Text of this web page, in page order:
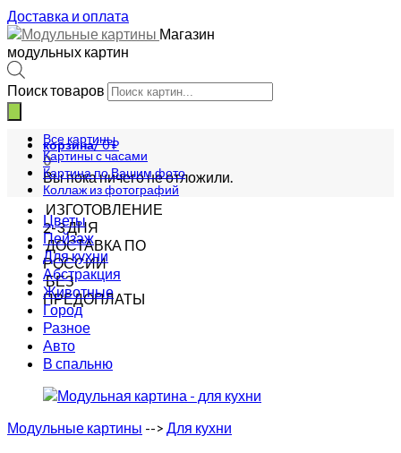
Доставка и оплата
Магазин
модульных картин
Поиск товаров
корзина/0₽
0
Вы пока ничего не отложили.
ИЗГОТОВЛЕНИЕ
2-3 ДНЯ
ДОСТАВКА ПО
РОССИИ
БЕЗ
ПРЕДОПЛАТЫ
Все картины
Картины с часами
Картина по Вашим фото
Коллаж из фотографий
Цветы
Пейзаж
Для кухни
Абстракция
Животные
Город
Разное
Авто
В спальню
Модульные картины --> Для кухни